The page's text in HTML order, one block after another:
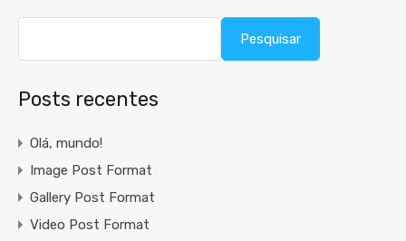
Pesquisar
Posts recentes
Olá, mundo!
Image Post Format
Gallery Post Format
Video Post Format